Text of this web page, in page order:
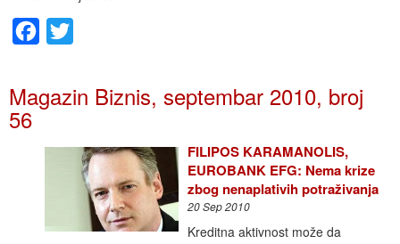
Facebook
Magazin Biznis, septembar 2010, broj
56
FILIPOS KARAMANOLIS,
EUROBANK EFG: Nema krize
zbog nenaplativih potraživanja
20 Sep 2010
Kreditna aktivnost može da